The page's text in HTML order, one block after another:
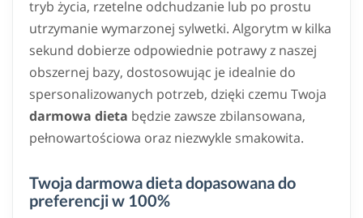
tryb życia, rzetelne odchudzanie lub po prostu
utrzymanie wymarzonej sylwetki. Algorytm w kilka
sekund dobierze odpowiednie potrawy z naszej
obszernej bazy, dostosowując je idealnie do
spersonalizowanych potrzeb, dzięki czemu Twoja
darmowa dieta będzie zawsze zbilansowana,
pełnowartościowa oraz niezwykle smakowita.
Twoja darmowa dieta dopasowana do
preferencji w 100%